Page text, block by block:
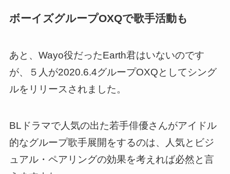
ボーイズグループOXQで歌手活動も
あと、Wayo役だったEarth君はいないのです
が、５人が2020.6.4グループOXQとしてシング
ルをリリースされました。
BLドラマで人気の出た若手俳優さんがアイドル
的なグループ歌手展開をするのは、人気とビジ
ュアル・ペアリングの効果を考えれば必然と言